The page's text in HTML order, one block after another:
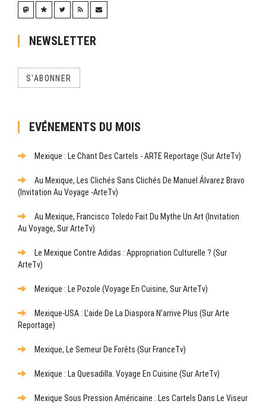
NEWSLETTER
S'ABONNER
EVÉNEMENTS DU MOIS
Mexique : Le Chant Des Cartels - ARTE Reportage (sur ArteTv)
Au Mexique, Les Clichés Sans Clichés De Manuel Álvarez Bravo
(Invitation Au Voyage -ArteTv)
Au Mexique, Francisco Toledo Fait Du Mythe Un Art (Invitation
Au Voyage, Sur ArteTv)
Le Mexique Contre Adidas : Appropriation Culturelle ? (sur
ArteTv)
Mexique : Le Pozole (Voyage En Cuisine, Sur ArteTv)
Mexique-USA : L’aide De La Diaspora N’arrive Plus (sur Arte
Reportage)
Mexique, Le Semeur De Forêts (sur FranceTv)
Mexique : La Quesadilla. Voyage En Cuisine (sur ArteTv)
Mexique Sous Pression Américaine : Les Cartels Dans Le Viseur